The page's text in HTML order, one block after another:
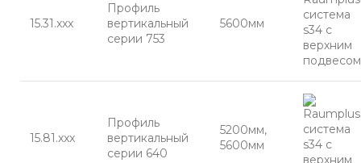
15.31.xxx
Профиль
вертикальный
серии 753
5600мм
15.81.xxx
Профиль
вертикальный
серии 640
5200мм,
5600мм